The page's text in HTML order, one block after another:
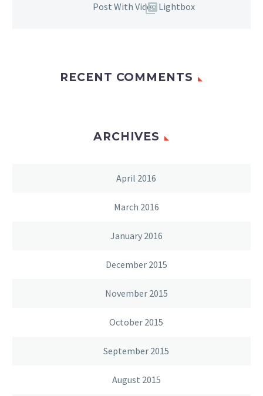
Post With Video Lightbox
RECENT COMMENTS
ARCHIVES
April 2016
March 2016
January 2016
December 2015
November 2015
October 2015
September 2015
August 2015